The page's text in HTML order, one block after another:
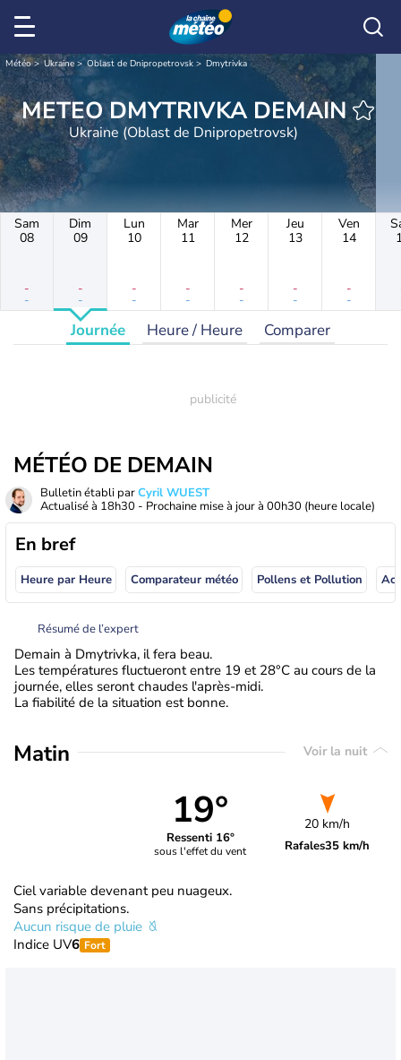
Météo Ukraine Oblast de Dnipropetrovsk Dmytrivka
METEO DMYTRIVKA DEMAIN
Ukraine (Oblast de Dnipropetrovsk)
Sam
08
-
-
Dim
09
-
-
Lun
10
-
-
Mar
11
-
-
Mer
12
-
-
Jeu
13
-
-
Ven
14
-
-
Journée Heure / Heure Comparer
MÉTÉO DE DEMAIN
Bulletin établi parCyril WUEST
Actualisé à 18h30 - Prochaine mise à jour à 00h30 (heure locale)
En bref
Heure par Heure Comparateur météo Pollens et Pollution
Résumé de l’expert
Demain à Dmytrivka, il fera beau.
Les températures fluctueront entre 19 et 28°C au cours de la
journée, elles seront chaudes l'après-midi.
La fiabilité de la situation est bonne.
Matin Voir la nuit
19°
Ressenti 16°
sous l'effet du vent
20 km/h
Rafales35 km/h
Ciel variable devenant peu nuageux.
Sans précipitations.
Aucun risque de pluie
Indice UV6 Fort